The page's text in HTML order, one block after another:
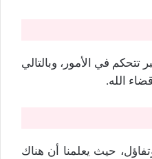
تتحكم في الأمور، وبالتالي
الله.
حيث يعلمنا أن هناك